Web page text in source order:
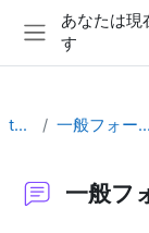
メインコンテンツへ
サイドパネル
あなたは現
す
test 一般フォーラム
一般フ